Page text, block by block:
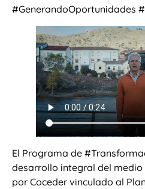
#GenerandoOportunidades
El Programa de
desarrollo integral del
por Coceder vinculado al